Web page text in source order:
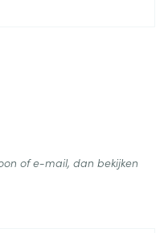
of e-mail, dan bekijken